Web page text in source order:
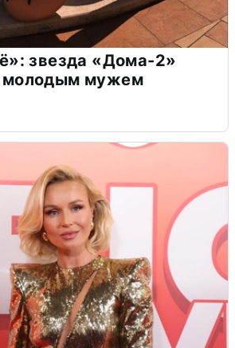
звезда «Дома-2»
молодым мужем